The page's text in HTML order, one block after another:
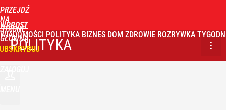
PRZEJDŹ
NA
STRONĘ
GŁÓWNĄ
WPROST
WIADOMOŚCI POLITYKA BIZNES DOM ZDROWIE ROZRYWKA
POLITYKA